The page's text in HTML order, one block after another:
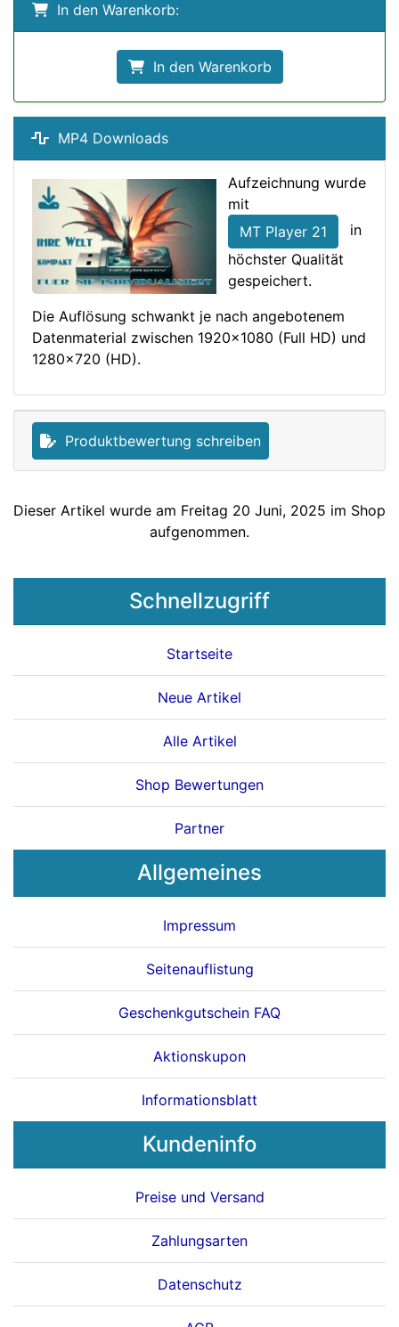
In den Warenkorb:
In den Warenkorb
MP4 Downloads
Aufzeichnung wurde
mit
MT Player 21
in
höchster Qualität
gespeichert.
Die Auflösung schwankt je nach angebotenem
Datenmaterial zwischen 1920x1080 (Full HD) und
1280x720 (HD).
Produktbewertung schreiben
Dieser Artikel wurde am Freitag 20 Juni, 2025 im Shop
aufgenommen.
Schnellzugriff
Startseite
Neue Artikel
Alle Artikel
Shop Bewertungen
Partner
Allgemeines
Impressum
Seitenauflistung
Geschenkgutschein FAQ
Aktionskupon
Informationsblatt
Kundeninfo
Preise und Versand
Zahlungsarten
Datenschutz